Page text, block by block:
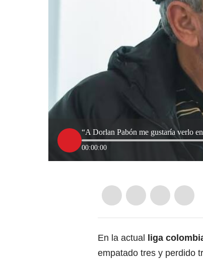
“A Dorlan Pabón me gustaría verlo
00:00:00
En la actual liga
empatado tres y perdido